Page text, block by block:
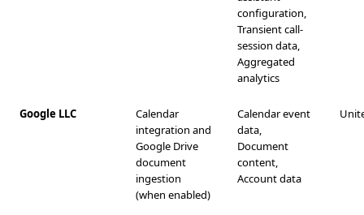
configuration,
Transient call-
session data,
Aggregated
analytics
Google LLC
Calendar
integration and
Google Drive
document
ingestion
(when enabled)
Calendar event
data,
Document
content,
Account data